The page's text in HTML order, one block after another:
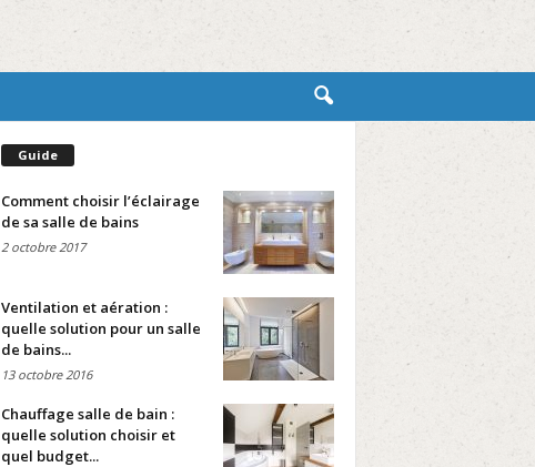
Guide
Comment choisir l’éclairage
de sa salle de bains
2 octobre 2017
Ventilation et aération :
quelle solution pour un salle
de bains...
13 octobre 2016
Chauffage salle de bain :
quelle solution choisir et
quel budget...